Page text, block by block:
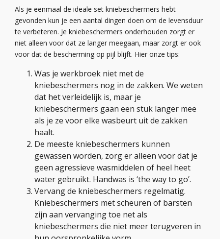
Als je eenmaal de ideale set kniebeschermers hebt
gevonden kun je een aantal dingen doen om de levensduur
te verbeteren. Je kniebeschermers onderhouden zorgt er
niet alleen voor dat ze langer meegaan, maar zorgt er ook
voor dat de bescherming op pijl blijft. Hier onze tips:
Was je werkbroek niet met de
kniebeschermers nog in de zakken. We weten
dat het verleidelijk is, maar je
kniebeschermers gaan een stuk langer mee
als je ze voor elke wasbeurt uit de zakken
haalt.
De meeste kniebeschermers kunnen
gewassen worden, zorg er alleen voor dat je
geen agressieve wasmiddelen of heel heet
water gebruikt. Handwas is ‘the way to go’.
Vervang de kniebeschermers regelmatig.
Kniebeschermers met scheuren of barsten
zijn aan vervanging toe net als
kniebeschermers die niet meer terugveren in